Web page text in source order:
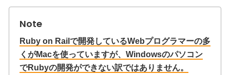
Ruby on Railで開発しているWebプログラマーの多
くがMacを使っていますが、Windowsのパソコン
でRubyの開発ができない訳ではありません。